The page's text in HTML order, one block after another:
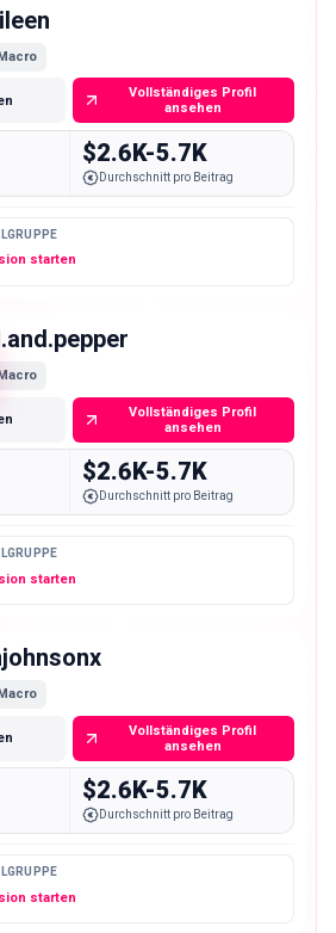
Vollständiges Profil
ansehen
$2.6K-5.7K
Durchschnitt pro Beitrag
starten
Vollständiges Profil
ansehen
$2.6K-5.7K
Durchschnitt pro Beitrag
starten
Macro
Vollständiges Profil
ansehen
$2.6K-5.7K
Durchschnitt pro Beitrag
starten